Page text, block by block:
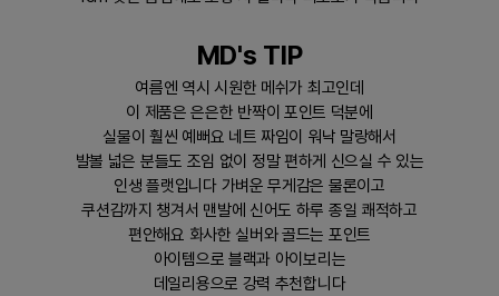
MD's TIP
여름엔 역시 시원한 메쉬가 최고인데
이 제품은 은은한 반짝이 포인트 덕분에
실물이 훨씬 예뻐요 네트 짜임이 워낙 말랑해서
발볼 넓은 분들도 조임 없이 정말 편하게 신으실 수 있는
인생 플랫입니다 가벼운 무게감은 물론이고
쿠션감까지 챙겨서 맨발에 신어도 하루 종일 쾌적하고
편안해요 화사한 실버와 골드는 포인트
아이템으로 블랙과 아이보리는
데일리용으로 강력 추천합니다